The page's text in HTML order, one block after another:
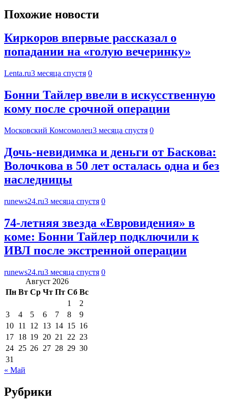
Похожие новости
Киркоров впервые рассказал о
попадании на «голую вечеринку»
Lenta.ru3 месяца спустя 0
Бонни Тайлер ввели в искусственную
кому после срочной операции
Московский Комсомолец3 месяца спустя 0
Дочь-невидимка и деньги от Баскова:
Волочкова в 50 лет осталась одна и без
наследницы
runews24.ru3 месяца спустя 0
74-летняя звезда «Евровидения» в
коме: Бонни Тайлер подключили к
ИВЛ после экстренной операции
runews24.ru3 месяца спустя 0
Август 2026
Пн Вт Ср Чт Пт Сб Вс
1
2
3
4 5 6 7 8
9
10 11 12 13 14 15 16
17 18 19 20 21 22 23
24 25 26 27 28 29 30
31
« Май
Рубрики